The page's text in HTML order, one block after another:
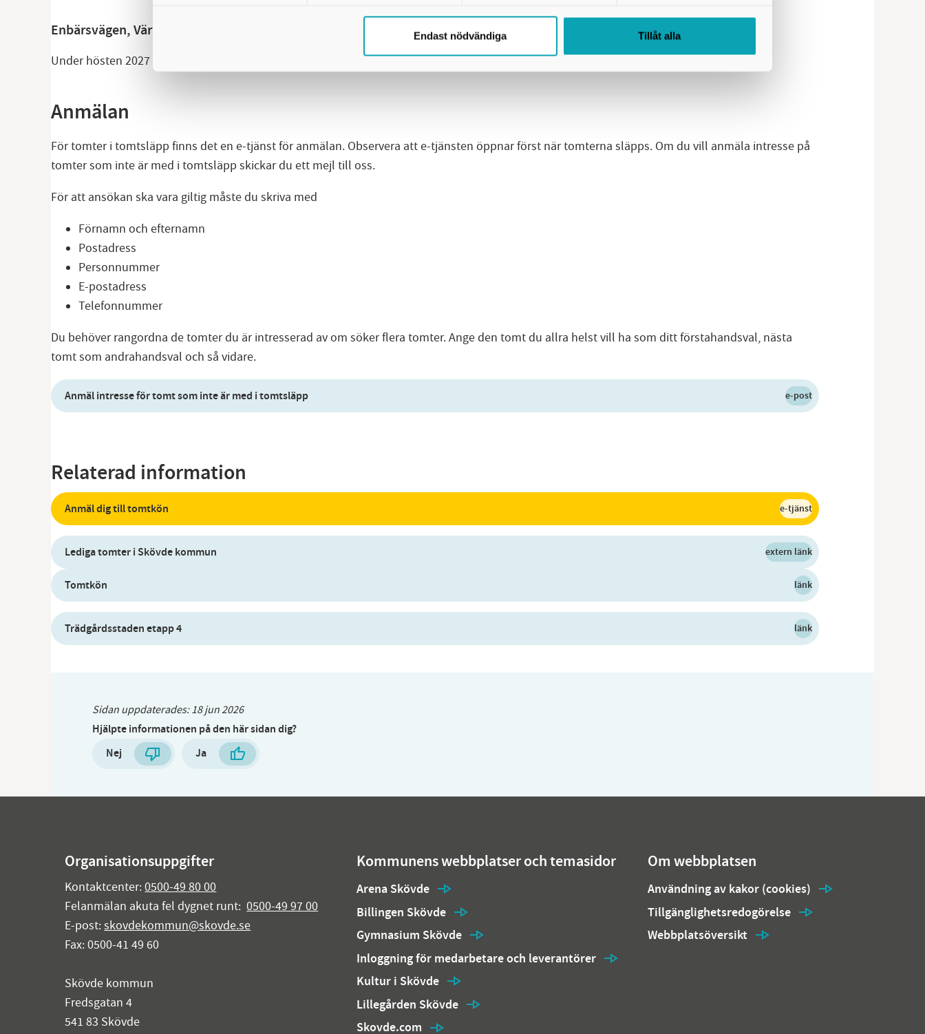
Endast nödvändiga Tillåt alla
Enbärsvägen, Väring
Under hösten 2027 beräknas sju tomter stå klara för att släppas i tomtkön.
Anmälan
För tomter i tomtsläpp finns det en e-tjänst för anmälan. Observera att e-tjänsten öppnar först när tomterna släpps. Om du vill anmäla intresse på
tomter som inte är med i tomtsläpp skickar du ett mejl till oss.
För att ansökan ska vara giltig måste du skriva med
Förnamn och efternamn
Postadress
Personnummer
E-postadress
Telefonnummer
Du behöver rangordna de tomter du är intresserad av om söker flera tomter. Ange den tomt du allra helst vill ha som ditt förstahandsval, nästa
tomt som andrahandsval och så vidare.
Anmäl intresse för tomt som inte är med i tomtsläpp e-post
Relaterad information
Anmäl dig till tomtkön e-tjänst
Lediga tomter i Skövde kommun extern länk
Tomtkön länk
Trädgårdsstaden etapp 4 länk
Sidan uppdaterades:18 jun 2026
Hjälpte informationen på den här sidan dig?
Nej
Ja
Organisationsuppgifter
Kontaktcenter:0500-49 80 00
Felanmälan akuta fel dygnet runt:0500-49 97 00
E-post:skovdekommun@skovde.se
Fax: 0500-41 49 60
Skövde kommun
Fredsgatan 4
541 83 Skövde
Kommunens webbplatser och temasidor
Arena Skövde
Billingen Skövde
Gymnasium Skövde
Inloggning för medarbetare och leverantörer
Kultur i Skövde
Lillegården Skövde
Skovde.com
Om webbplatsen
Användning av kakor (cookies)
Tillgänglighetsredogörelse
Webbplatsöversikt